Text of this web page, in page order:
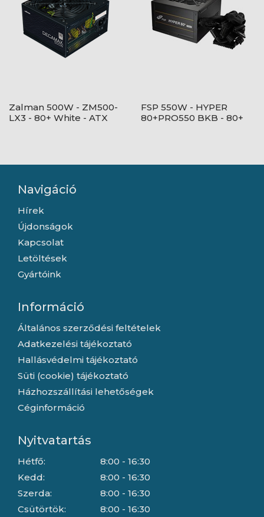
Zalman 500W - ZM500-
LX3 - 80+ White - ATX
FSP 550W - HYPER
80+PRO550 BKB - 80+
Navigáció
Hírek
Újdonságok
Kapcsolat
Letöltések
Gyártóink
Információ
Általános szerződési feltételek
Adatkezelési tájékoztató
Hallásvédelmi tájékoztató
Süti (cookie) tájékoztató
Házhozszállítási lehetőségek
Céginformáció
Nyitvatartás
Hétfő:
Kedd:
Szerda:
Csütörtök:
8:00 - 16:30
8:00 - 16:30
8:00 - 16:30
8:00 - 16:30